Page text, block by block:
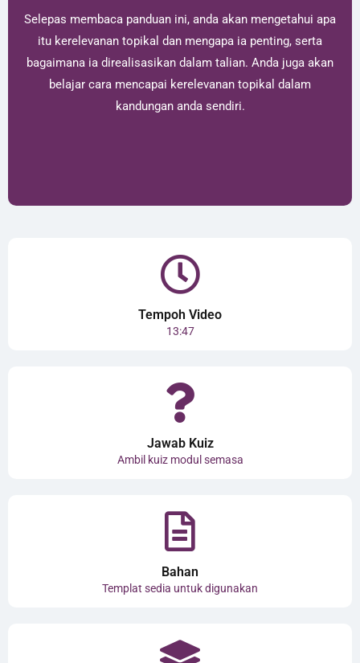
Selepas membaca panduan ini, anda akan mengetahui apa
itu kerelevanan topikal dan mengapa ia penting, serta
bagaimana ia direalisasikan dalam talian. Anda juga akan
belajar cara mencapai kerelevanan topikal dalam
kandungan anda sendiri.
Tempoh Video
13:47
Jawab Kuiz
Ambil kuiz modul semasa
Bahan
Templat sedia untuk digunakan